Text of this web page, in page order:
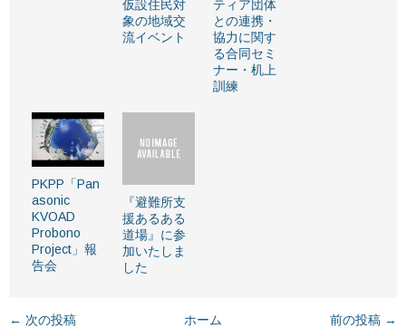
仮設住民対
象の地域交
流イベント
ティア団体
との連携・
協力に関す
る合同セミ
ナー・机上
訓練
PKPP「Pan
asonic
KVOAD
Probono
Project」報
告会
『避難所支
援あるある
道場』に参
加いたしま
した
← 次の投稿 前の投稿 →
ホーム